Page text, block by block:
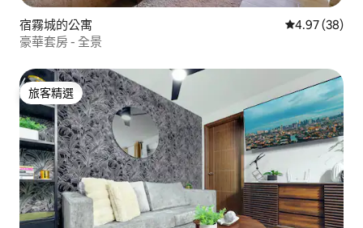
宿霧城的公寓 從 38 則評價
4.97 (38)
豪華套房 - 全景
旅客精選
旅客精選